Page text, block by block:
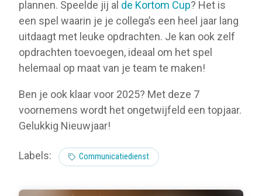
plannen. Speelde jij al de Kortom Cup? Het is
een spel waarin je je collega’s een heel jaar lang
uitdaagt met leuke opdrachten. Je kan ook zelf
opdrachten toevoegen, ideaal om het spel
helemaal op maat van je team te maken!
Ben je ook klaar voor 2025? Met deze 7
voornemens wordt het ongetwijfeld een topjaar.
Gelukkig Nieuwjaar!
Labels: Communicatiedienst